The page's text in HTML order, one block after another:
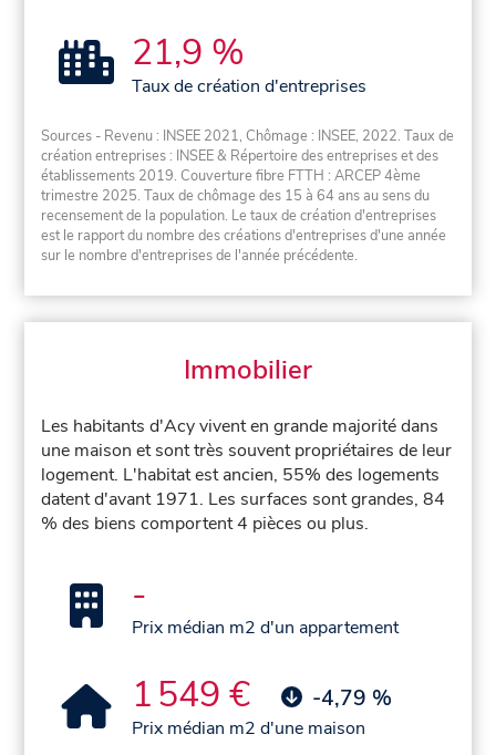
21,9 %
Taux de création d'entreprises
Sources - Revenu : INSEE 2021, Chômage : INSEE, 2022. Taux de
création entreprises : INSEE & Répertoire des entreprises et des
établissements 2019. Couverture fibre FTTH : ARCEP 4ème
trimestre 2025. Taux de chômage des 15 à 64 ans au sens du
recensement de la population. Le taux de création d'entreprises
est le rapport du nombre des créations d'entreprises d'une année
sur le nombre d'entreprises de l'année précédente.
Immobilier
Les habitants d'Acy vivent en grande majorité dans
une maison et sont très souvent propriétaires de leur
logement. L'habitat est ancien, 55% des logements
datent d'avant 1971. Les surfaces sont grandes, 84
% des biens comportent 4 pièces ou plus.
-
Prix médian m2 d'un appartement
1 549 € -4,79 %
Prix médian m2 d'une maison